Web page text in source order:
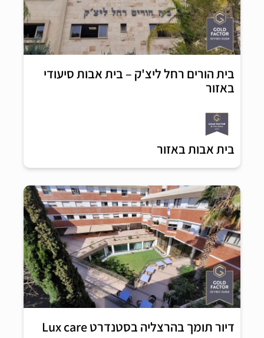
בית הורים רחל ליצ'ק – בית אבות סיעודי
באזור
בית אבות באזור
דיור תומך בהרצליה בסטנדרט Lux care